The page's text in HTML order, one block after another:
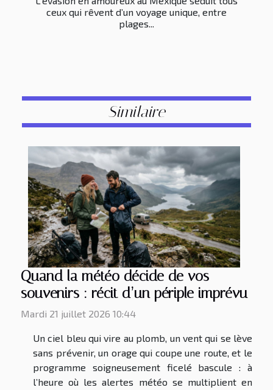
ceux qui rêvent d’un voyage unique, entre
plages...
Similaire
Quand la météo décide de vos
souvenirs : récit d’un périple imprévu
Mardi 21 juillet 2026 10:44
Un ciel bleu qui vire au plomb, un vent qui se lève
sans prévenir, un orage qui coupe une route, et le
programme soigneusement ficelé bascule : à
l’heure où les alertes météo se multiplient en